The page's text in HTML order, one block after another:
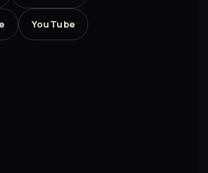
YouTube